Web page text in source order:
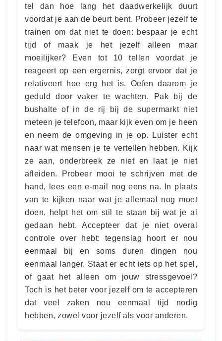
tel dan hoe lang het daadwerkelijk duurt
voordat je aan de beurt bent. Probeer jezelf te
trainen om dat niet te doen: bespaar je echt
tijd of maak je het jezelf alleen maar
moeilijker? Even tot 10 tellen voordat je
reageert op een ergernis, zorgt ervoor dat je
relativeert hoe erg het is. Oefen daarom je
geduld door vaker te wachten. Pak bij de
bushalte of in de rij bij de supermarkt niet
meteen je telefoon, maar kijk even om je heen
en neem de omgeving in je op. Luister echt
naar wat mensen je te vertellen hebben. Kijk
ze aan, onderbreek ze niet en laat je niet
afleiden. Probeer mooi te schrijven met de
hand, lees een e-mail nog eens na. In plaats
van te kijken naar wat je allemaal nog moet
doen, helpt het om stil te staan bij wat je al
gedaan hebt. Accepteer dat je niet overal
controle over hebt: tegenslag hoort er nou
eenmaal bij en soms duren dingen nou
eenmaal langer. Staat er echt iets op het spel,
of gaat het alleen om jouw stressgevoel?
Toch is het beter voor jezelf om te accepteren
dat veel zaken nou eenmaal tijd nodig
hebben, zowel voor jezelf als voor anderen.